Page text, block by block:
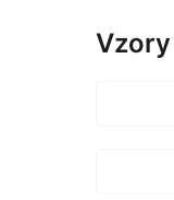
Vzory